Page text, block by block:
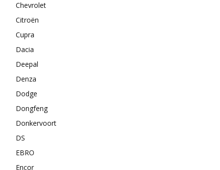
Chevrolet
Citroën
Cupra
Dacia
Deepal
Denza
Dodge
Dongfeng
Donkervoort
DS
EBRO
Encor